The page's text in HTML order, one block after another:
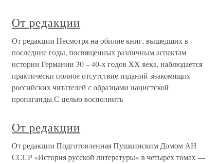
От редакции
От редакции Несмотря на обилие книг, вышедших в
последние годы, посвященных различным аспектам
истории Германии 30 – 40-х годов XX века, наблюдается
практически полное отсутствие изданий знакомящих
российских читателей с образцами нацистской
пропаганды.С целью восполнить
От редакции
От редакции Подготовленная Пушкинским Домом АН
СССР «История русской литературы» в четырех томах —